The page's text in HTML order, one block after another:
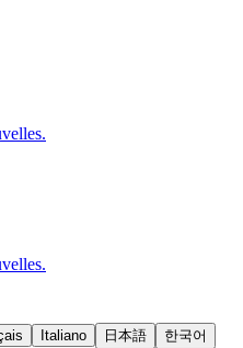
Italiano 日本語 한국어